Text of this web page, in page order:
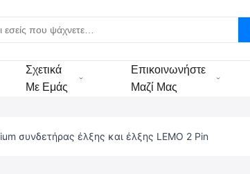
Σχετικά
Με Εμάς
Επικοινωνήστε
Μαζί Μας
συνδετήρας έλξης και έλξης LEMO 2 Pin